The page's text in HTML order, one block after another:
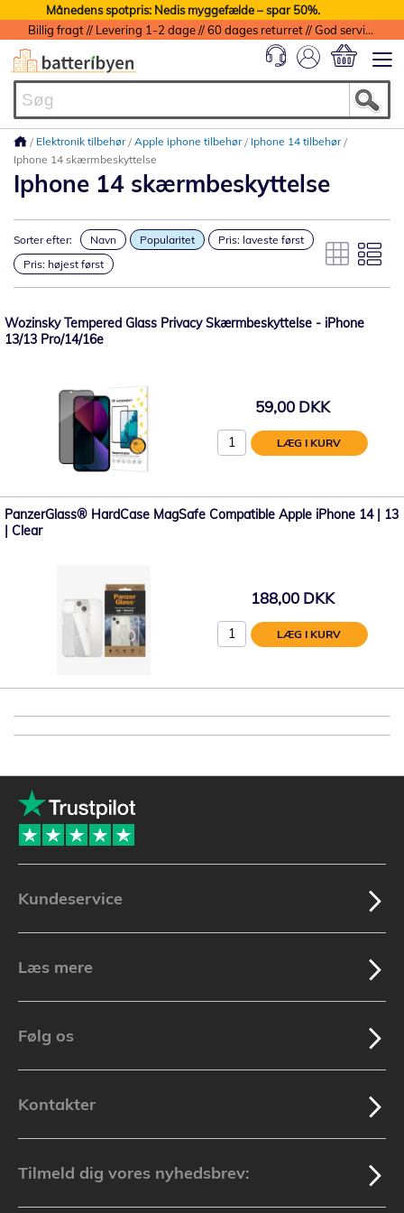
Månedens spotpris: Nedis myggefælde – spar 50%.
Billig fragt // Levering 1-2 dage // 60 dages returret // God service med garanti
Elektronik tilbehør Apple iphone tilbehør
Iphone 14 tilbehør
Iphone 14 skærmbeskyttelse
Iphone 14 skærmbeskyttelse
Sorter efter: Navn Popularitet
Pris: laveste først
Pris: højest først
Wozinsky Tempered Glass Privacy Skærmbeskyttelse - iPhone
13/13 Pro/14/16e
59,00 DKK
LÆG I KURV
PanzerGlass® HardCase MagSafe Compatible Apple iPhone 14 | 13
| Clear
188,00 DKK
LÆG I KURV
Kundeservice
Læs mere
Følg os
Kontakter
Tilmeld dig vores nyhedsbrev: